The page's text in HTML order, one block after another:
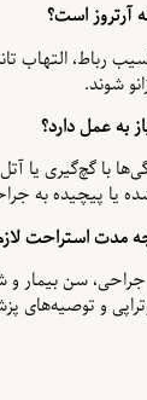
آرتروز است؟
رباط، التهاب
شوند.
به عمل دارد؟
با گچ‌گیری یا
پیچیده به
مدت استراحت
جراحی، سن بیمار
و